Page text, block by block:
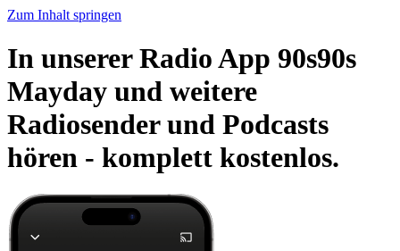
Zum Inhalt springen
In unserer Radio App 90s90s
Mayday und weitere
Radiosender und Podcasts
hören - komplett kostenlos.